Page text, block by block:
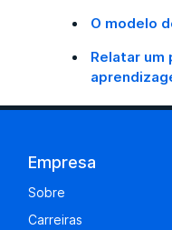
O modelo
Relatar um
Empresa
Sobre
Carreiras